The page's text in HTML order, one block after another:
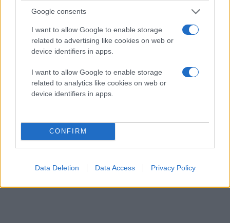
Google consents
I want to allow Google to enable storage
related to advertising like cookies on web or
device identifiers in apps.
I want to allow Google to enable storage
related to analytics like cookies on web or
device identifiers in apps.
CONFIRM
Data Deletion Data Access Privacy Policy